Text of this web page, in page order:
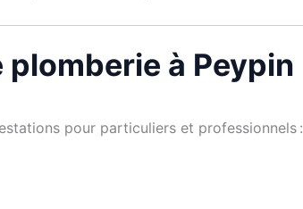
à Peypin
pour particuliers et professionnels :